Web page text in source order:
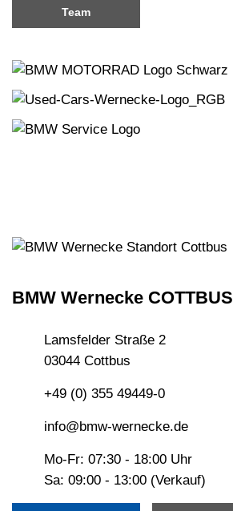
Team
BMW Wernecke COTTBUS
Lamsfelder Straße 2
03044 Cottbus
+49 (0) 355 49449-0
info@bmw-wernecke.de
Mo-Fr: 07:30 - 18:00 Uhr
Sa: 09:00 - 13:00 (Verkauf)